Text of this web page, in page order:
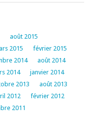
août 2015
2015
février 2015
2014
août 2014
2014
janvier 2014
2013
août 2013
2012
février 2012
2011